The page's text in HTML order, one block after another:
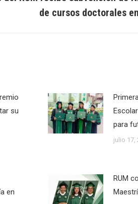
de cursos doctorales
su
para
julio 17,
en
RUM